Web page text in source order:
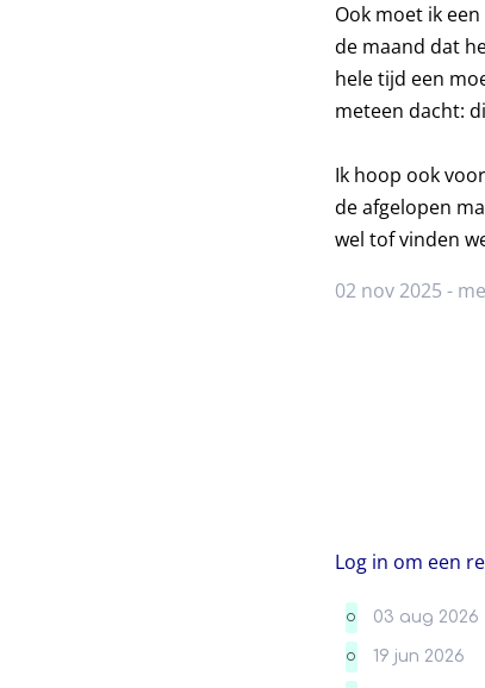
Ook moet ik
de maand dat
hele tijd een
meteen dacht:
Ik hoop ook
de afgelopen
wel tof vinden
02 nov 2025 -
Log in om een
O 03 aug 2026
O 19 jun 2026